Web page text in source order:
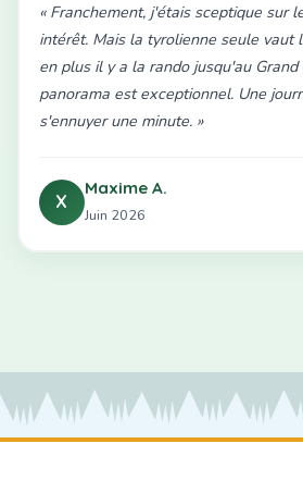
« Franchement, j'étais sceptique sur
intérêt. Mais la tyrolienne seule vaut
en plus il y a la rando jusqu'au Grand
panorama est exceptionnel. Une
s'ennuyer une minute. »
X
Maxime A.
Juin 2026